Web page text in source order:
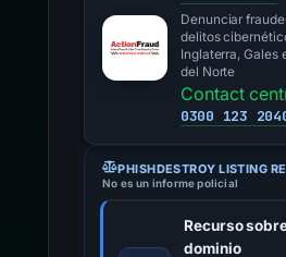
Action Fraud
Denunciar
delitos
Inglaterra, Gales
del Norte
Contact
PHISHDESTROY LISTING
No es un informe policial
Recurso sobre